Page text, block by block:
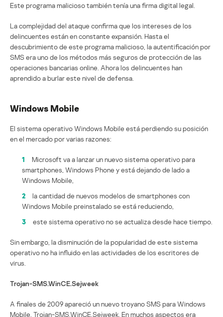
Este programa malicioso también tenía una firma digital legal.
La complejidad del ataque confirma que los intereses de los
delincuentes están en constante expansión. Hasta el
descubrimiento de este programa malicioso, la autentificación por
SMS era uno de los métodos más seguros de protección de las
operaciones bancarias online. Ahora los delincuentes han
aprendido a burlar este nivel de defensa.
Windows Mobile
El sistema operativo Windows Mobile está perdiendo su posición
en el mercado por varias razones:
1
Microsoft va a lanzar un nuevo sistema operativo para
smartphones, Windows Phone y está dejando de lado a
Windows Mobile,
2
la cantidad de nuevos modelos de smartphones con
Windows Mobile preinstalado se está reduciendo,
3
este sistema operativo no se actualiza desde hace tiempo.
Sin embargo, la disminución de la popularidad de este sistema
operativo no ha influido en las actividades de los escritores de
virus.
Trojan-SMS.WinCE.Sejweek
A finales de 2009 apareció un nuevo troyano SMS para Windows
Mobile, Trojan-SMS.WinCE.Sejweek. En muchos aspectos era